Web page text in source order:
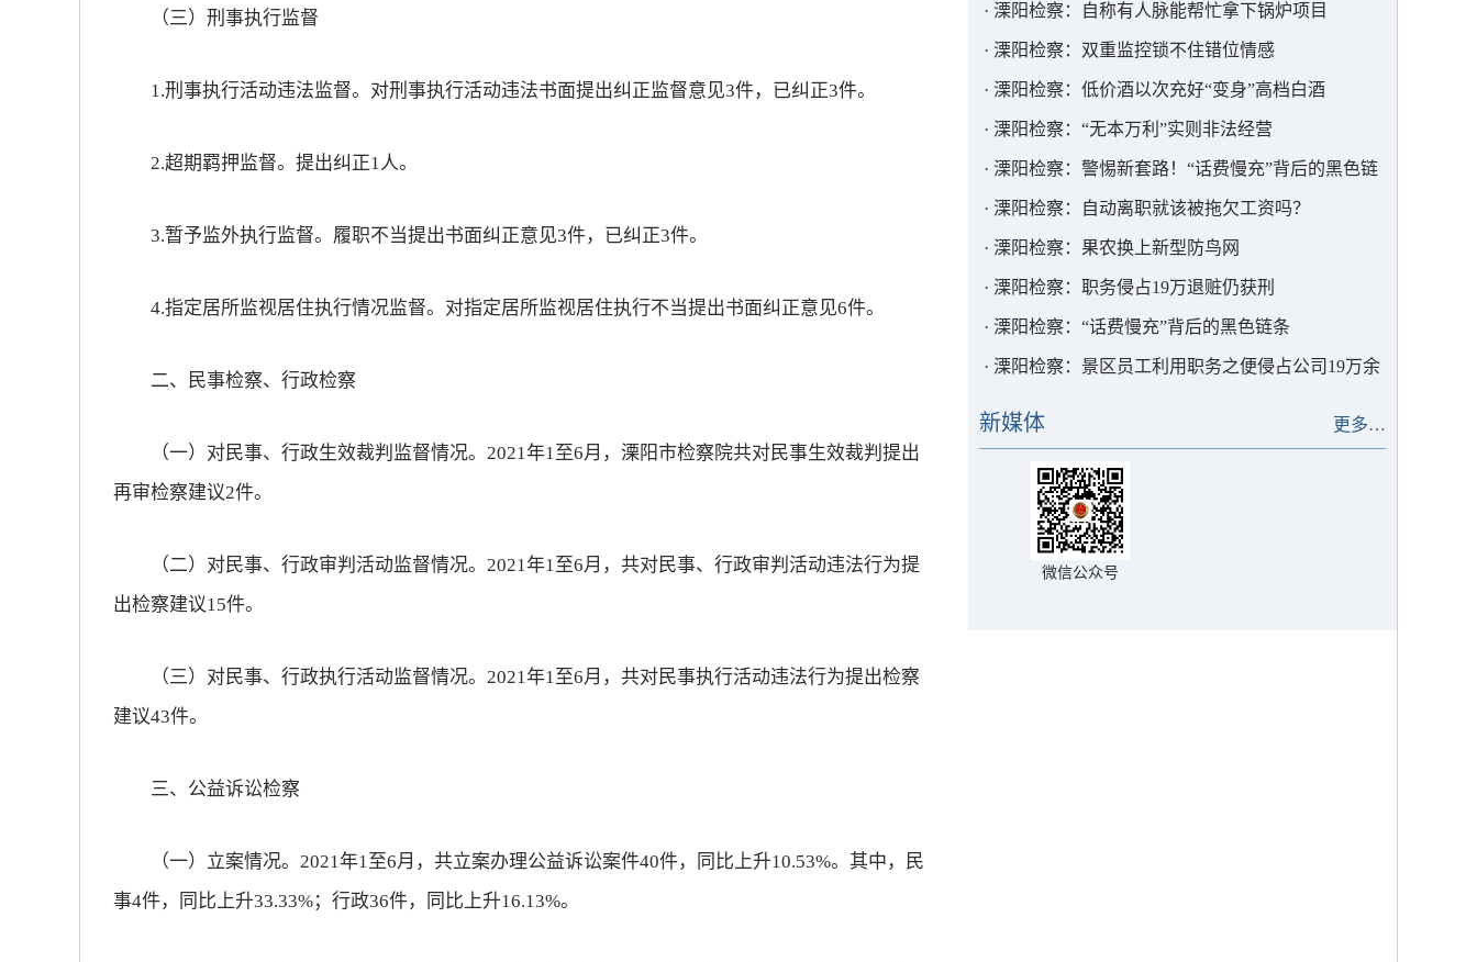
（三）刑事执行监督
1.刑事执行活动违法监督。对刑事执行活动违法书面提出纠正监督意见3件，已纠正3件。
2.超期羁押监督。提出纠正1人。
3.暂予监外执行监督。履职不当提出书面纠正意见3件，已纠正3件。
4.指定居所监视居住执行情况监督。对指定居所监视居住执行不当提出书面纠正意见6件。
二、民事检察、行政检察
（一）对民事、行政生效裁判监督情况。2021年1至6月，溧阳市检察院共对民事生效裁判提出
再审检察建议2件。
（二）对民事、行政审判活动监督情况。2021年1至6月，共对民事、行政审判活动违法行为提
出检察建议15件。
（三）对民事、行政执行活动监督情况。2021年1至6月，共对民事执行活动违法行为提出检察
建议43件。
三、公益诉讼检察
（一）立案情况。2021年1至6月，共立案办理公益诉讼案件40件，同比上升10.53%。其中，民
事4件，同比上升33.33%；行政36件，同比上升16.13%。
· 溧阳检察：自称有人脉能帮忙拿下锅炉项目
· 溧阳检察：双重监控锁不住错位情感
· 溧阳检察：低价酒以次充好“变身”高档白酒
· 溧阳检察：“无本万利”实则非法经营
· 溧阳检察：警惕新套路！“话费慢充”背后的黑色链
条
· 溧阳检察：自动离职就该被拖欠工资吗？
· 溧阳检察：果农换上新型防鸟网
· 溧阳检察：职务侵占19万退赃仍获刑
· 溧阳检察：“话费慢充”背后的黑色链条
· 溧阳检察：景区员工利用职务之便侵占公司19万余
更多…
新媒体
微信公众号